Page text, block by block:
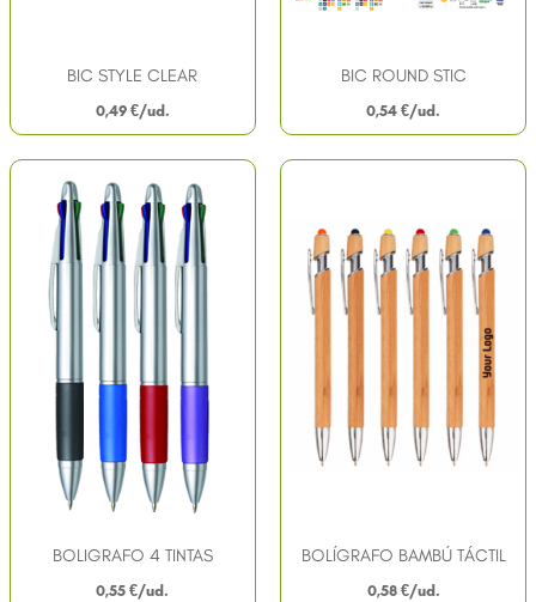
BIC STYLE CLEAR
0,49 €
BIC ROUND STIC
0,54 €
BOLIGRAFO 4 TINTAS
0,55 €
BOLÍGRAFO BAMBÚ TÁCTIL
0,58 €